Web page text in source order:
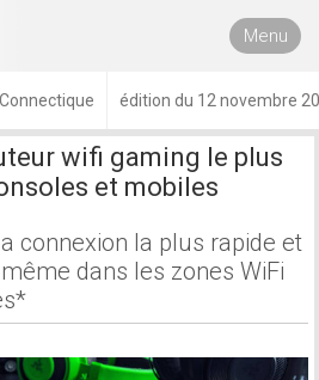
Menu
Connectique édition du 12 novembre
wifi gaming le plus
et mobiles
connexion la plus rapide et
dans les zones WiFi